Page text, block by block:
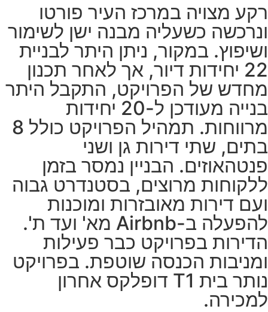
רקע מצויה במרכז העיר פורטו
ונרכשה כשעליה מבנה ישן לשימור
ושיפוץ. במקור, ניתן היתר לבניית
22 יחידות דיור, אך לאחר תכנון
מחדש של הפרויקט, התקבל היתר
בנייה מעודכן ל-20 יחידות
מרווחות. תמהיל הפרויקט כולל 8
בתים, שתי דירות גן ושני
פנטהאוזים. הבניין נמסר בזמן
ללקוחות מרוצים, בסטנדרט גבוה
ועם דירות מאובזרות ומוכנות
להפעלה ב-Airbnb מא' ועד ת'.
הדירות בפרויקט כבר פעילות
ומניבות הכנסה שוטפת. בפרויקט
נותר בית T1 דופלקס אחרון
למכירה.